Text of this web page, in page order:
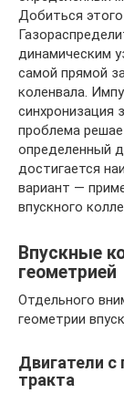
Добиться
динамическим
самой прямой
коленвала.
синхронизация
проблема
определенный
достигается
вариант —
впускного
Впускные
геометрией
Отдельного
геометрии
Двигатели с
тракта